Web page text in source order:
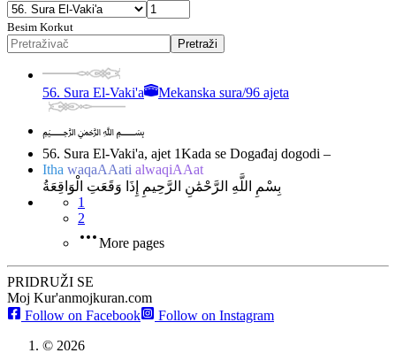
Besim Korkut
Pretraži
56. Sura El-Vaki'a Mekanska sura/96 ajeta
﷽
56. Sura El-Vaki'a, ajet 1Kada se Događaj dogodi –
Itha waqaAAati alwaqiAAat
بِسْمِ اللَّهِ الرَّحْمَٰنِ الرَّحِيمِ إِذَا وَقَعَتِ الْوَاقِعَةُ
1
2
More pages
PRIDRUŽI SE
Moj Kur'anmojkuran.com
Follow on Facebook
Follow on Instagram
© 2026